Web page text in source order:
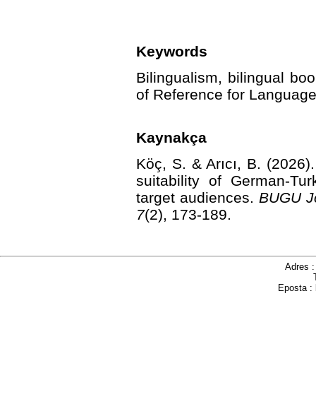
Keywords
Bilingualism, bilingual
of Reference for
Kaynakça
Köç, S. & Arıcı, B.
suitability of German-
target audiences. BUGU
7(2), 173-189.
Adres
Eposta :